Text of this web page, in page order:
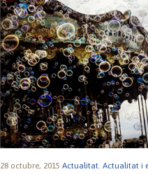
28 octubre, 2015 Actualitat. Actualitat i